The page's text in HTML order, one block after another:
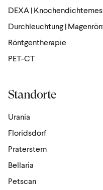
DEXA |
Durchleuchtung |
Röntgen­the­rapie
PET-CT
Standorte
Urania
Floridsdorf
Praterstern
Bellaria
Petscan